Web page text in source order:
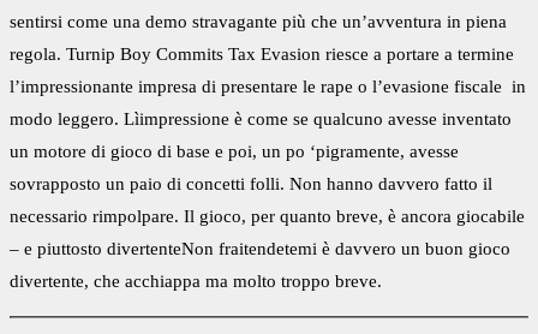
sentirsi come una demo stravagante più che un’avventura in piena
regola. Turnip Boy Commits Tax Evasion riesce a portare a termine
l’impressionante impresa di presentare le rape o l’evasione fiscale in
modo leggero. Lìimpressione è come se qualcuno avesse inventato
un motore di gioco di base e poi, un po ‘pigramente, avesse
sovrapposto un paio di concetti folli. Non hanno davvero fatto il
necessario rimpolpare. Il gioco, per quanto breve, è ancora giocabile
– e piuttosto divertenteNon fraitendetemi è davvero un buon gioco
divertente, che acchiappa ma molto troppo breve.